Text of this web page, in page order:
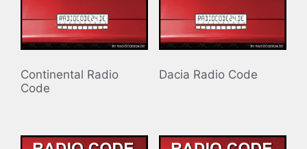
Continental Radio
Code
Dacia Radio Code